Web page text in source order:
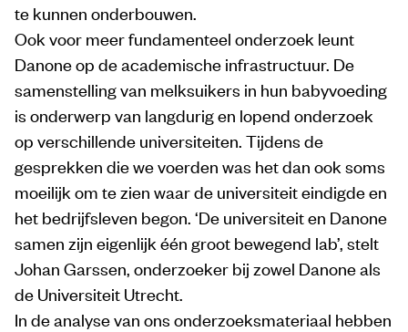
te kunnen onderbouwen.
Ook voor meer fundamenteel onderzoek leunt
Danone op de academische infrastructuur. De
samenstelling van melksuikers in hun babyvoeding
is onderwerp van langdurig en lopend onderzoek
op verschillende universiteiten. Tijdens de
gesprekken die we voerden was het dan ook soms
moeilijk om te zien waar de universiteit eindigde en
het bedrijfsleven begon. ‘De universiteit en Danone
samen zijn eigenlijk één groot bewegend lab’, stelt
Johan Garssen, onderzoeker bij zowel Danone als
de Universiteit Utrecht.
In de analyse van ons onderzoeksmateriaal hebben